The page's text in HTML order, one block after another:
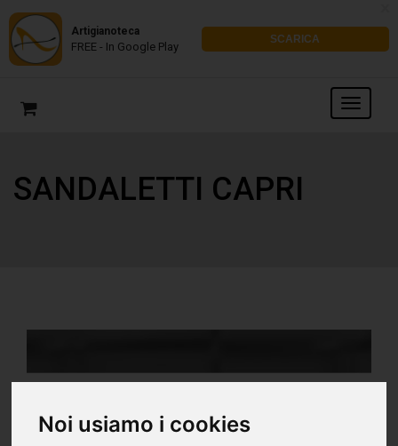
Noi usiamo i cookies
Artigianoteca
FREE - In Google Play
SCARICA
SANDALETTI CAPRI